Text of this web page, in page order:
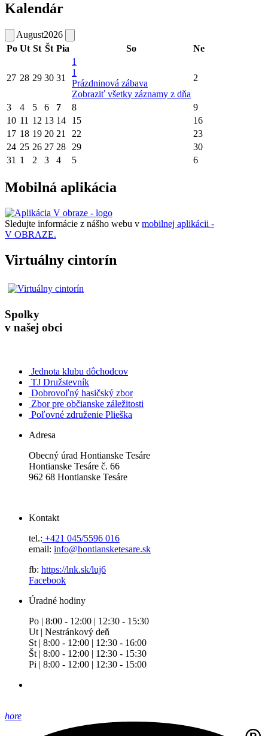
Kalendár
August2026
Po Ut St Št Pia So Ne
27 28 29 30 31
1
1
Prázdninová zábava
Zobraziť všetky záznamy z dňa
2
3 4 5 6 7 8
9
10 11 12 13 14 15
16
17 18 19 20 21 22
23
24 25 26 27 28 29
30
31 1 2 3 4 5 6
Mobilná aplikácia
Sledujte informácie z nášho webu v mobilnej aplikácii -
V OBRAZE.
Virtuálny cintorín
Spolky
v našej obci
Jednota klubu dôchodcov
TJ Družstevník
Dobrovoľný hasičský zbor
Zbor pre občianske záležitosti
Poľovné združenie Plieška
Adresa
Obecný úrad Hontianske Tesáre
Hontianske Tesáre č. 66
962 68 Hontianske Tesáre
Kontakt
tel.: +421 045/5596 016
email: info@hontiansketesare.sk
fb: https://lnk.sk/luj6
Facebook
Úradné hodiny
Po | 8:00 - 12:00 | 12:30 - 15:30
Ut | Nestránkový deň
St | 8:00 - 12:00 | 12:30 - 16:00
Št | 8:00 - 12:00 | 12:30 - 15:30
Pi | 8:00 - 12:00 | 12:30 - 15:00
hore